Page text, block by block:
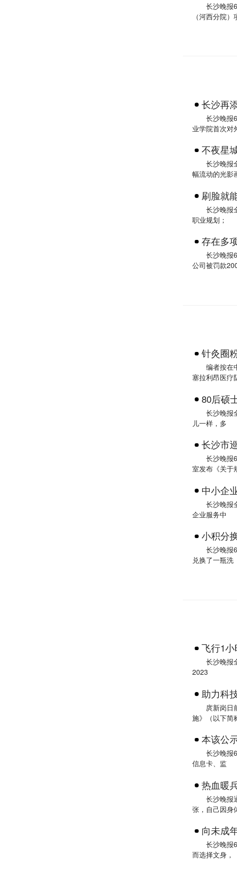
长沙晚报
（河西分院）
长沙再
长沙晚报
业学院首次对
不夜星
长沙晚报
幅流动的光影
刷脸就
长沙晚报
职业规划；
存在多
长沙晚报
公司被罚款
针灸圈
编者按在
塞拉利昂医疗
80后硕
长沙晚报
儿一样，多
长沙市
长沙晚报
室发布《关于
中小企
长沙晚报
企业服务中
小积分
长沙晚报
兑换了一瓶洗
飞行1
长沙晚报
2023
助力科
庹新岗日
施》（以下简
本该公
长沙晚报6月
信息卡、监
热血暖
长沙晚报
张，自己因身
向未成
长沙晚报
而选择文身，